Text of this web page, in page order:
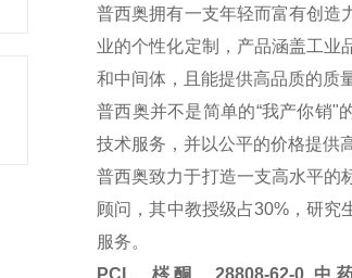
普西奥拥有一支年轻而富有创造
业的个性化定制，产品涵盖工业
和中间体，且能提供高品质的质
普西奥并不是简单的“我产你销"
技术服务，并以公平的价格提供
普西奥致力于打造一支高水平的
顾问，其中教授级占30%，研究
服务。
PCL 梣酮 28808-62-0 中